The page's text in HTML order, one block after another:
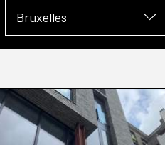
Bruxelles